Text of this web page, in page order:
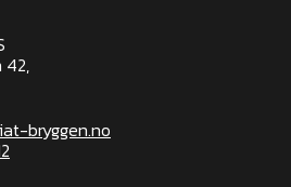
42,
bryggen.no